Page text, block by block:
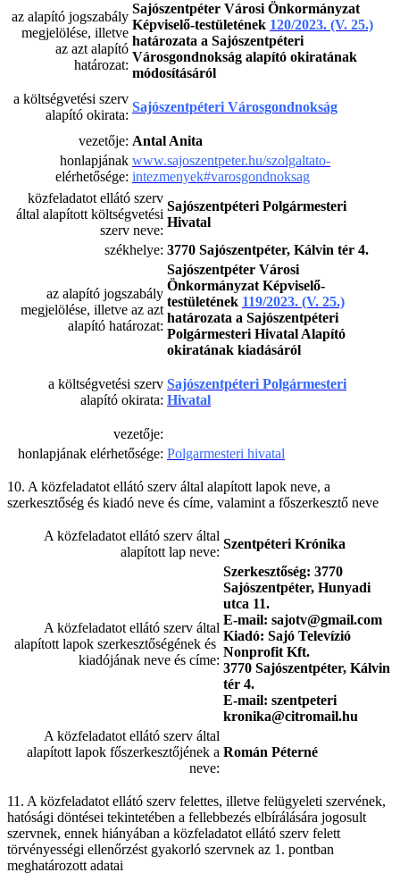
az alapító jogszabály
megjelölése, illetve
az azt alapító
határozat:
Sajószentpéter Városi Önkormányzat
Képviselő-testületének 120/2023. (V. 25.)
határozata a Sajószentpéteri
Városgondnokság alapító okiratának
módosításáról
a költségvetési szerv
alapító okirata:
Sajószentpéteri Városgondnokság
vezetője: Antal Anita
honlapjának
elérhetősége:
www.sajoszentpeter.hu/szolgaltato-
intezmenyek#varosgondnoksag
közfeladatot ellátó szerv
által alapított költségvetési
szerv neve:
Sajószentpéteri Polgármesteri
Hivatal
székhelye: 3770 Sajószentpéter, Kálvin tér 4.
az alapító jogszabály
megjelölése, illetve az azt
alapító határozat:
Sajószentpéter Városi
Önkormányzat Képviselő-
testületének 119/2023. (V. 25.)
határozata a Sajószentpéteri
Polgármesteri Hivatal Alapító
okiratának kiadásáról
a költségvetési szerv
alapító okirata:
Sajószentpéteri Polgármesteri
Hivatal
vezetője:
honlapjának elérhetősége: Polgarmesteri hivatal
10. A közfeladatot ellátó szerv által alapított lapok neve, a
szerkesztőség és kiadó neve és címe, valamint a főszerkesztő neve
A közfeladatot ellátó szerv által
alapított lap neve:
Szentpéteri Krónika
A közfeladatot ellátó szerv által
alapított lapok szerkesztőségének és
kiadójának neve és címe:
Szerkesztőség: 3770
Sajószentpéter, Hunyadi
utca 11.
E-mail: sajotv@gmail.com
Kiadó: Sajó Televízió
Nonprofit Kft.
3770 Sajószentpéter, Kálvin
tér 4.
E-mail: szentpeteri
kronika@citromail.hu
A közfeladatot ellátó szerv által
alapított lapok főszerkesztőjének a
neve:
Román Péterné
11. A közfeladatot ellátó szerv felettes, illetve felügyeleti szervének,
hatósági döntései tekintetében a fellebbezés elbírálására jogosult
szervnek, ennek hiányában a közfeladatot ellátó szerv felett
törvényességi ellenőrzést gyakorló szervnek az 1. pontban
meghatározott adatai